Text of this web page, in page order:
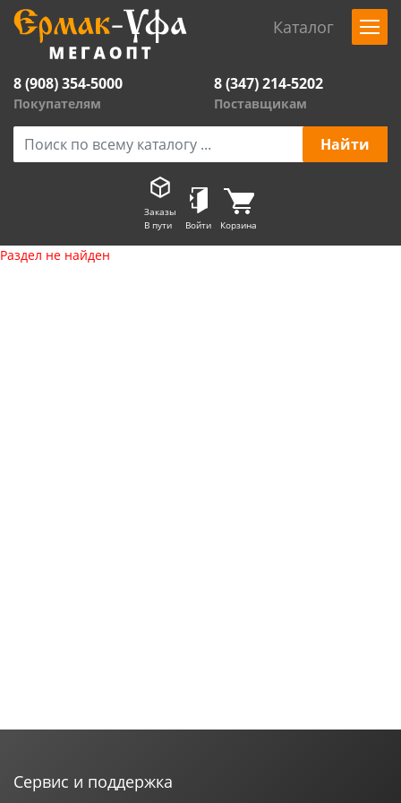
Каталог
8 (908) 354-5000
Покупателям
8 (347) 214-5202
Поставщикам
Заказы
В пути
Войти Корзина
Раздел не найден
Сервис и поддержка